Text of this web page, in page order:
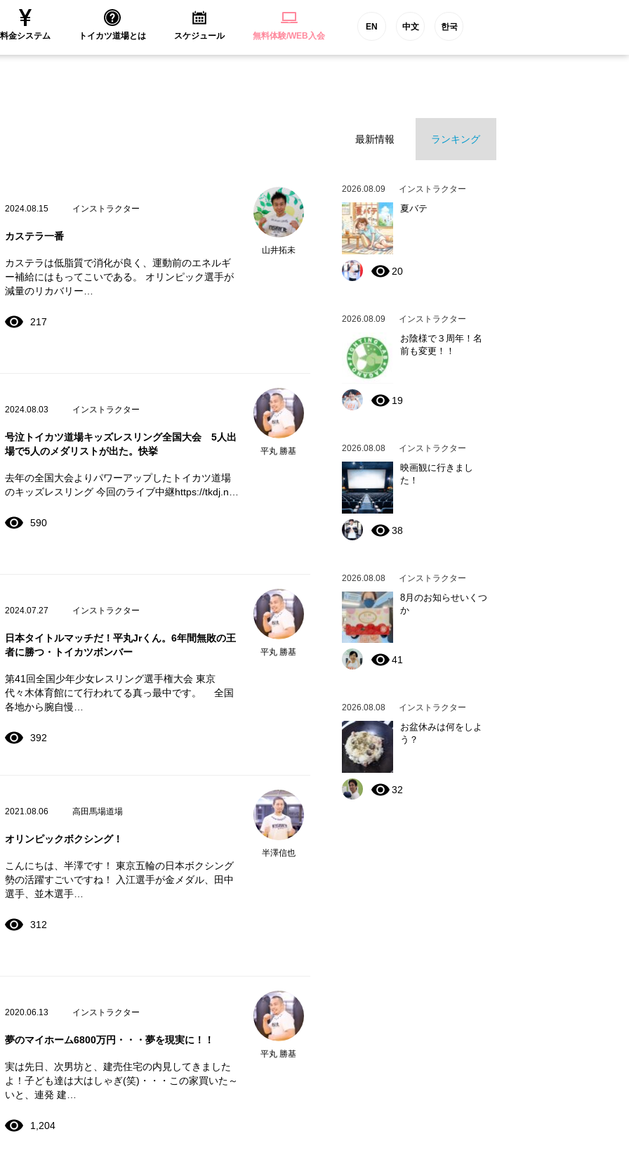
料金システム トイカツ道場とは スケジュール 無料体験/WEB入会
EN 中文 한국
2024.08.15 インストラクター
山井拓未
カステラ一番
カステラは低脂質で消化が良く、運動前のエネルギ
ー補給にはもってこいである。 オリンピック選手が
減量のリカバリー…
217
2024.08.03 インストラクター
平丸 勝基
号泣トイカツ道場キッズレスリング全国大会 5人出
場で5人のメダリストが出た。快挙
去年の全国大会よりパワーアップしたトイカツ道場
のキッズレスリング 今回のライブ中継https://tkdj.n…
590
2024.07.27 インストラクター
平丸 勝基
日本タイトルマッチだ！平丸Jrくん。6年間無敗の王
者に勝つ・トイカツボンバー
第41回全国少年少女レスリング選手権大会 東京
代々木体育館にて行われてる真っ最中です。 全国
各地から腕自慢…
392
2021.08.06 高田馬場道場
半澤信也
オリンピックボクシング！
こんにちは、半澤です！ 東京五輪の日本ボクシング
勢の活躍すごいですね！ 入江選手が金メダル、田中
選手、並木選手…
312
2020.06.13 インストラクター
平丸 勝基
夢のマイホーム6800万円・・・夢を現実に！！
実は先日、次男坊と、建売住宅の内見してきました
よ！子ども達は大はしゃぎ(笑)・・・この家買いた～
いと、連発 建…
1,204
最新情報 ランキング
2026.08.09 インストラクター
夏バテ
20
2026.08.09 インストラクター
お陰様で３周年！名
前も変更！！
19
2026.08.08 インストラクター
映画観に行きまし
た！
38
2026.08.08 インストラクター
8月のお知らせいくつ
か
41
2026.08.08 インストラクター
お盆休みは何をしよ
う？
32